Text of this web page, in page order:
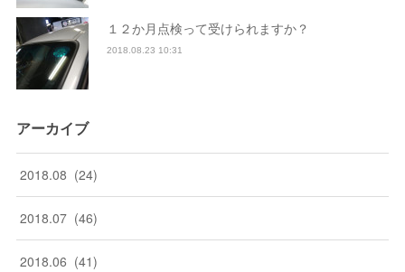
１２か月点検って受けられますか？
2018.08.23 10:31
アーカイブ
2018.08 (24)
2018.07 (46)
2018.06 (41)